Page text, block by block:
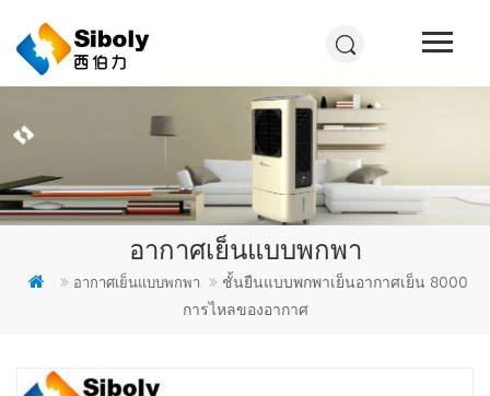
อากาศเย็นแบบพกพา
อากาศเย็นแบบพกพา
ชั้นยืนแบบพกพาเย็นอากาศเย็น 8000
การไหลของอากาศ